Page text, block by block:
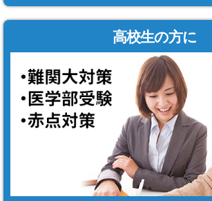
高校生の方に